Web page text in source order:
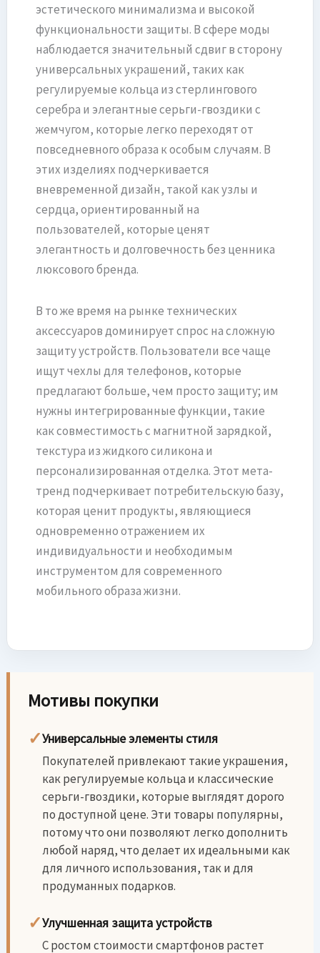
эстетического минимализма и высокой
функциональности защиты. В сфере моды
наблюдается значительный сдвиг в сторону
универсальных украшений, таких как
регулируемые кольца из стерлингового
серебра и элегантные серьги-гвоздики с
жемчугом, которые легко переходят от
повседневного образа к особым случаям. В
этих изделиях подчеркивается
вневременной дизайн, такой как узлы и
сердца, ориентированный на
пользователей, которые ценят
элегантность и долговечность без ценника
люксового бренда.
В то же время на рынке технических
аксессуаров доминирует спрос на сложную
защиту устройств. Пользователи все чаще
ищут чехлы для телефонов, которые
предлагают больше, чем просто защиту; им
нужны интегрированные функции, такие
как совместимость с магнитной зарядкой,
текстура из жидкого силикона и
персонализированная отделка. Этот мета-
тренд подчеркивает потребительскую базу,
которая ценит продукты, являющиеся
одновременно отражением их
индивидуальности и необходимым
инструментом для современного
мобильного образа жизни.
Мотивы покупки
✓Универсальные элементы стиля
Покупателей привлекают такие украшения,
как регулируемые кольца и классические
серьги-гвоздики, которые выглядят дорого
по доступной цене. Эти товары популярны,
потому что они позволяют легко дополнить
любой наряд, что делает их идеальными как
для личного использования, так и для
продуманных подарков.
✓Улучшенная защита устройств
С ростом стоимости смартфонов растет